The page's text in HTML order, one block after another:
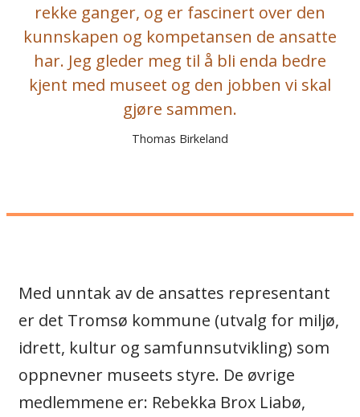
rekke ganger, og er fascinert over den
kunnskapen og kompetansen de ansatte
har. Jeg gleder meg til å bli enda bedre
kjent med museet og den jobben vi skal
gjøre sammen.
Thomas Birkeland
Med unntak av de ansattes representant
er det Tromsø kommune (utvalg for miljø,
idrett, kultur og samfunnsutvikling) som
oppnevner museets styre. De øvrige
medlemmene er: Rebekka Brox Liabø,